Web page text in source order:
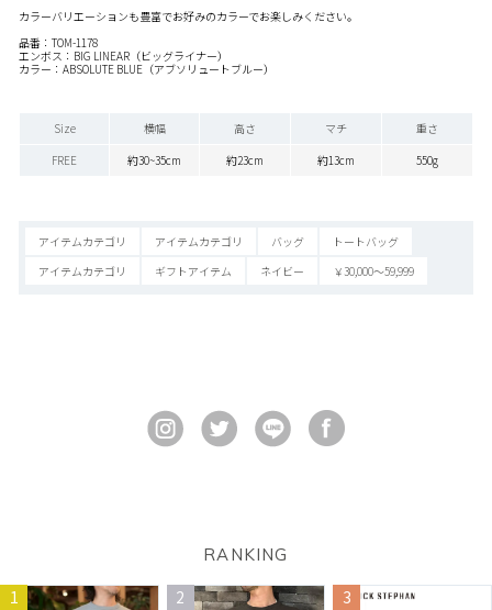
カラーバリエーションも豊富でお好みのカラーでお楽しみください。
品番：TOM-1178
エンボス：BIG LINEAR（ビッグライナー）
カラー：ABSOLUTE BLUE（アブソリュートブルー）
Size 横幅 高さ マチ
重さ
FREE
約30~35cm 約23cm 約13cm 550g
アイテムカテゴリ アイテムカテゴリ バッグ
トートバッグ
アイテムカテゴリ
ギフトアイテム ネイビー ￥30,000～59,999
RANKING
1 2 3